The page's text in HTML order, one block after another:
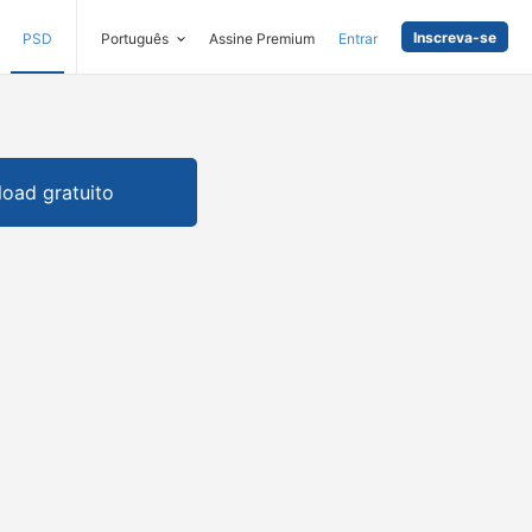
PSD Português Assine Premium Entrar Inscreva-se
gratuito